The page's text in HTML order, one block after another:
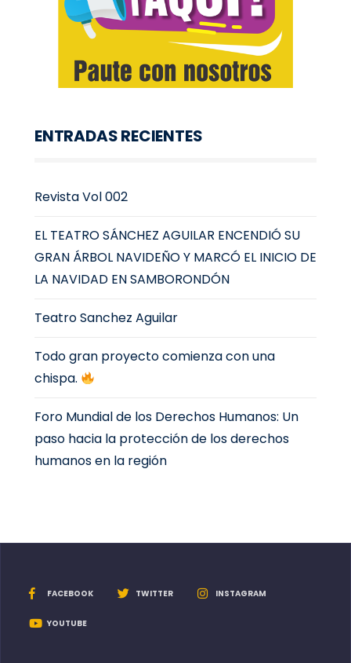
ENTRADAS RECIENTES
Revista Vol 002
EL TEATRO SÁNCHEZ AGUILAR ENCENDIÓ SU
GRAN ÁRBOL NAVIDEÑO Y MARCÓ EL INICIO DE
LA NAVIDAD EN SAMBORONDÓN
Teatro Sanchez Aguilar
Todo gran proyecto comienza con una
chispa.
Foro Mundial de los Derechos Humanos: Un
paso hacia la protección de los derechos
humanos en la región
FACEBOOK TWITTER INSTAGRAM
YOUTUBE